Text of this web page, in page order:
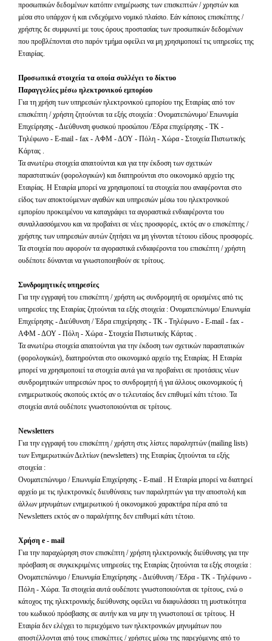
προσωπικών δεδομένων κατόπιν ενημέρωσης των επισκεπτών / χρηστών και
μέσα στο υπάρχον ή και ενδεχόμενο νομικό πλαίσιο. Εάν κάποιος επισκέπτης /
χρήστης δε συμφωνεί με τους όρους προστασίας των προσωπικών δεδομένων
που προβλέπονται στο παρόν τμήμα οφείλει να μη χρησιμοποιεί τις υπηρεσίες της
Εταιρίας.
Προσωπικά στοιχεία τα οποία συλλέγει το δίκτυο
Παραγγελίες μέσω ηλεκτρονικού εμπορίου
Για τη χρήση των υπηρεσιών ηλεκτρονικού εμπορίου της Εταιρίας από τον
επισκέπτη / χρήστη ζητούνται τα εξής στοιχεία : Ονοματεπώνυμο/ Επωνυμία
Επιχείρησης - Διεύθυνση φυσικού προσώπου /Έδρα επιχείρησης - ΤΚ -
Τηλέφωνο - E-mail - fax - ΑΦΜ - ΔΟΥ - Πόλη - Χώρα - Στοιχεία Πιστωτικής
Κάρτας .
Τα ανωτέρω στοιχεία απαιτούνται και για την έκδοση των σχετικών
παραστατικών (φορολογικών) και διατηρούνται στο οικονομικό αρχείο της
Εταιρίας. Η Εταιρία μπορεί να χρησιμοποιεί τα στοιχεία που αναφέρονται στο
είδος των αποκτούμενων αγαθών και υπηρεσιών μέσω του ηλεκτρονικού
εμπορίου προκειμένου να καταγράφει τα αγοραστικά ενδιαφέροντα του
συναλλασσόμενου και να προβαίνει σε νέες προσφορές, εκτός αν ο επισκέπτης /
χρήστης των υπηρεσιών αυτών ζητήσει να μη γίνονται τέτοιου είδους προσφορές.
Τα στοιχεία που αφορούν τα αγοραστικά ενδιαφέροντα του επισκέπτη / χρήστη
ουδέποτε δύνανται να γνωστοποιηθούν σε τρίτους.
Συνδρομητικές υπηρεσίες
Για την εγγραφή του επισκέπτη / χρήστη ως συνδρομητή σε ορισμένες από τις
υπηρεσίες της Εταιρίας ζητούνται τα εξής στοιχεία : Ονοματεπώνυμο/ Επωνυμία
Επιχείρησης - Διεύθυνση / Έδρα επιχείρησης - ΤΚ - Τηλέφωνο - E-mail - fax -
ΑΦΜ - ΔΟΥ - Πόλη - Χώρα - Στοιχεία Πιστωτικής Κάρτας .
Τα ανωτέρω στοιχεία απαιτούνται για την έκδοση των σχετικών παραστατικών
(φορολογικών), διατηρούνται στο οικονομικό αρχείο της Εταιρίας. Η Εταιρία
μπορεί να χρησιμοποιεί τα στοιχεία αυτά για να προβαίνει σε προτάσεις νέων
συνδρομητικών υπηρεσιών προς το συνδρομητή ή για άλλους οικονομικούς ή
ενημερωτικούς σκοπούς εκτός αν ο τελευταίος δεν επιθυμεί κάτι τέτοιο. Τα
στοιχεία αυτά ουδέποτε γνωστοποιούνται σε τρίτους.
Newsletters
Για την εγγραφή του επισκέπτη / χρήστη στις λίστες παραληπτών (mailing lists)
των Ενημερωτικών Δελτίων (newsletters) της Εταιρίας ζητούνται τα εξής
στοιχεία :
Ονοματεπώνυμο / Επωνυμία Επιχείρησης - E-mail . Η Εταιρία μπορεί να διατηρεί
αρχείο με τις ηλεκτρονικές διευθύνσεις των παραληπτών για την αποστολή και
άλλων μηνυμάτων ενημερωτικού ή οικονομικού χαρακτήρα πέρα από τα
Newsletters εκτός αν ο παραλήπτης δεν επιθυμεί κάτι τέτοιο.
Χρήση e - mail
Για την παραχώρηση στον επισκέπτη / χρήστη ηλεκτρονικής διεύθυνσης για την
πρόσβαση σε συγκεκριμένες υπηρεσίες της Εταιρίας ζητούνται τα εξής στοιχεία :
Ονοματεπώνυμο / Επωνυμία Επιχείρησης - Διεύθυνση / Έδρα - ΤΚ - Τηλέφωνο -
Πόλη - Χώρα. Τα στοιχεία αυτά ουδέποτε γνωστοποιούνται σε τρίτους, ενώ ο
κάτοχος της ηλεκτρονικής διεύθυνσης οφείλει να διαφυλάσσει τη μυστικότητα
του κωδικού πρόσβασης σε αυτήν και να μην τη γνωστοποιεί σε τρίτους. Η
Εταιρία δεν ελέγχει το περιεχόμενο των ηλεκτρονικών μηνυμάτων που
αποστέλλονται από τους επισκέπτες / χρήστες μέσω της παρεχόμενης από το